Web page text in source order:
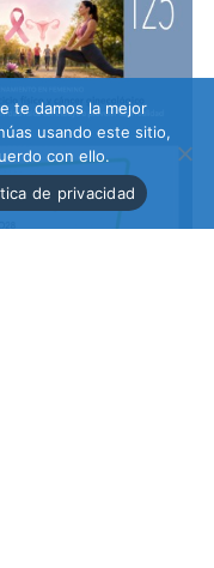
te damos la mejor
usando este sitio,
con ello.
de privacidad